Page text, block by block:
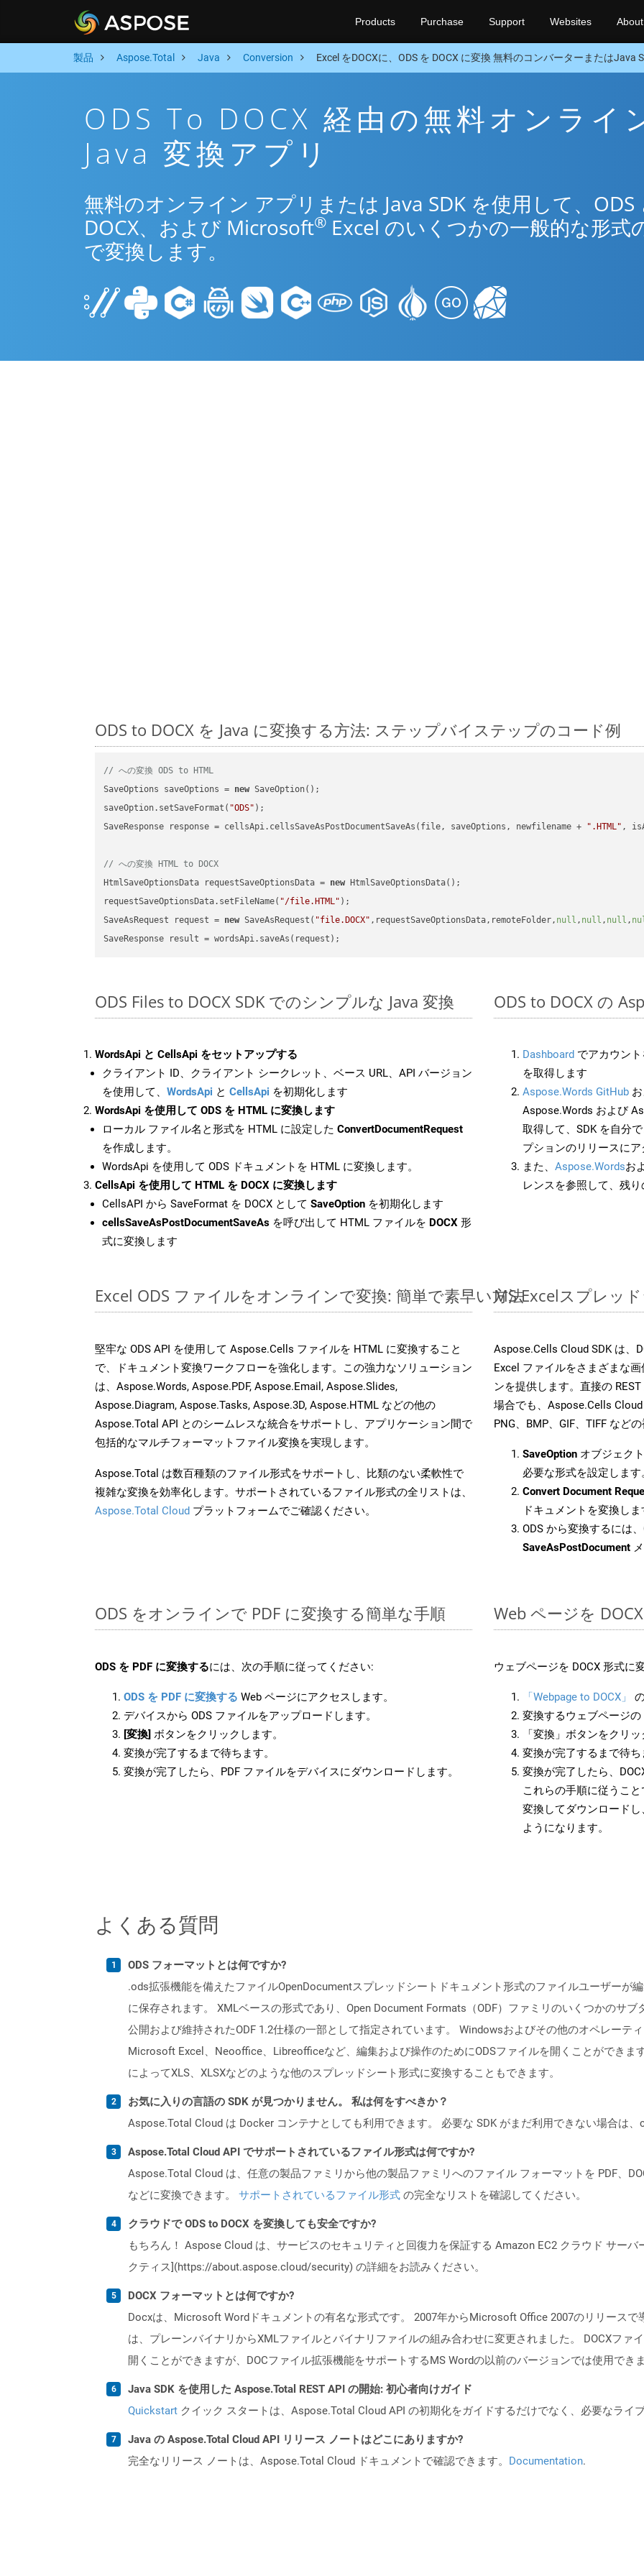
Products Purchase Support Websites About
製品 Aspose.Total Java Conversion Excel をDOCXに、ODS を DOCX に変換 無料のコンバーターまたはJava
ODS To DOCX 経由の無料オンライ
Java 変換アプリ
無料のオンライン アプリまたは Java SDK を使用して、ODS
DOCX、および Microsoft® Excel のいくつかの一般的な形式
で変換します。
ODS to DOCX を Java に変換する方法: ステップバイステップのコード例
// への変換 ODS to HTML
SaveOptions saveOptions = new SaveOption();
saveOption.setSaveFormat( "ODS" );
SaveResponse response = cellsApi.cellsSaveAsPostDocumentSaveAs(file, saveOptions, newfilename +
".HTML" ,
// への変換 HTML to DOCX
HtmlSaveOptionsData requestSaveOptionsData = new HtmlSaveOptionsData();
requestSaveOptionsData.setFileName( "/file.HTML" );
SaveAsRequest request = new SaveAsRequest( "file.DOCX" ,requestSaveOptionsData,remoteFolder, null , null , null ,
ODS Files to DOCX SDK でのシンプルな Java 変換
WordsApi と CellsApi をセットアップする
クライアント ID、クライアント シークレット、ベース URL、API バージョン
を使用して、 WordsApi と CellsApi を初期化します
WordsApi を使用して ODS を HTML に変換します
ローカル ファイル名と形式を HTML に設定した ConvertDocumentRequest
を作成します。
WordsApi を使用して ODS ドキュメントを HTML に変換します。
CellsApi を使用して HTML を DOCX に変換します
CellsAPI から SaveFormat を DOCX として SaveOption を初期化します
cellsSaveAsPostDocumentSaveAs を呼び出して HTML ファイルを DOCX 形
式に変換します
ODS to DOCX の
Dashboard でアカウン
を取得します
Aspose.Words GitHub
Aspose.Words および
取得して、SDK を自分
プションのリリースにア
また、 Aspose.Wordsお
レンスを参照して、残
Excel ODS ファイルをオンラインで変換: 簡単で素早い方法
堅牢な ODS API を使用して Aspose.Cells ファイルを HTML に変換すること
で、ドキュメント変換ワークフローを強化します。この強力なソリューション
は、Aspose.Words, Aspose.PDF, Aspose.Email, Aspose.Slides,
Aspose.Diagram, Aspose.Tasks, Aspose.3D, Aspose.HTML などの他の
Aspose.Total API とのシームレスな統合をサポートし、アプリケーション間で
包括的なマルチフォーマットファイル変換を実現します。
Aspose.Total は数百種類のファイル形式をサポートし、比類のない柔軟性で
複雑な変換を効率化します。サポートされているファイル形式の全リストは、
Aspose.Total Cloud プラットフォームでご確認ください。
MS Excelスプレッ
Aspose.Cells Cloud SDK は、
Excel ファイルをさまざまな
ンを提供します。直接の
場合でも、Aspose.Cells Cloud
PNG、BMP、GIF、TIFF など
SaveOption オブジェク
必要な形式を設定します
Convert Document
ドキュメントを変換しま
ODS から変換するには
SaveAsPostDocument
ODS をオンラインで PDF に変換する簡単な手順
ODS を PDF に変換するには、次の手順に従ってください:
ODS を PDF に変換する Web ページにアクセスします。
デバイスから ODS ファイルをアップロードします。
[変換] ボタンをクリックします。
変換が完了するまで待ちます。
変換が完了したら、PDF ファイルをデバイスにダウンロードします。
Web ページを
ウェブページを DOCX 形式に
「Webpage to DOCX」
変換するウェブページの
「変換」ボタンをクリ
変換が完了するまで待ち
変換が完了したら、
これらの手順に従うこ
変換してダウンロード
ようになります。
よくある質問
ODS フォーマットとは何ですか?
.ods拡張機能を備えたファイルOpenDocumentスプレッドシートドキュメント形式のファイルユーザーが
に保存されます。 XMLベースの形式であり、Open Document Formats（ODF）ファミリのいくつかのサブ
公開および維持されたODF 1.2仕様の一部として指定されています。 Windowsおよびその他のオペレーテ
Microsoft Excel、Neooffice、Libreofficeなど、編集および操作のためにODSファイルを開くことができま
によってXLS、XLSXなどのような他のスプレッドシート形式に変換することもできます。
お気に入りの言語の SDK が見つかりません。 私は何をすべきか？
Aspose.Total Cloud は Docker コンテナとしても利用できます。 必要な SDK がまだ利用できない場合は、
Aspose.Total Cloud API でサポートされているファイル形式は何ですか?
Aspose.Total Cloud は、任意の製品ファミリから他の製品ファミリへのファイル フォーマットを PDF、
などに変換できます。 サポートされているファイル形式 の完全なリストを確認してください。
クラウドで ODS to DOCX を変換しても安全ですか?
もちろん！ Aspose Cloud は、サービスのセキュリティと回復力を保証する Amazon EC2 クラウド サー
クティス](https://about.aspose.cloud/security) の詳細をお読みください。
DOCX フォーマットとは何ですか?
Docxは、Microsoft Wordドキュメントの有名な形式です。 2007年からMicrosoft Office 2007のリリース
は、プレーンバイナリからXMLファイルとバイナリファイルの組み合わせに変更されました。 DOCXファ
開くことができますが、DOCファイル拡張機能をサポートするMS Wordの以前のバージョンでは使用できま
Java SDK を使用した Aspose.Total REST API の開始: 初心者向けガイド
Quickstart クイック スタートは、Aspose.Total Cloud API の初期化をガイドするだけでなく、必要なライ
Java の Aspose.Total Cloud API リリース ノートはどこにありますか?
完全なリリース ノートは、Aspose.Total Cloud ドキュメントで確認できます。 Documentation.